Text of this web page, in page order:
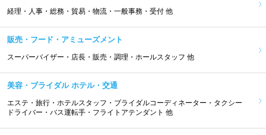
経理・人事・総務・貿易・物流・一般事務・受付 他
販売・フード・アミューズメント
スーパーバイザー・店長・販売・調理・ホールスタッフ 他
美容・ブライダル ホテル・交通
エステ・旅行・ホテルスタッフ・ブライダルコーディネーター・タクシー
ドライバー・バス運転手・フライトアテンダント 他